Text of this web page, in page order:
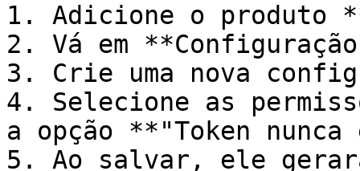
1. Adicione o produto
2. Vá em
3. Crie uma nova
4. Selecione as
a opção **"Token
5. Ao salvar, ele